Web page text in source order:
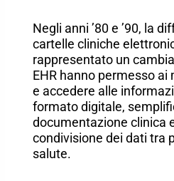
Negli anni ’80 e ’90, la
cartelle cliniche
rappresentato un
EHR hanno permesso
e accedere alle
formato digitale,
documentazione clinica
condivisione dei dati tra
salute.